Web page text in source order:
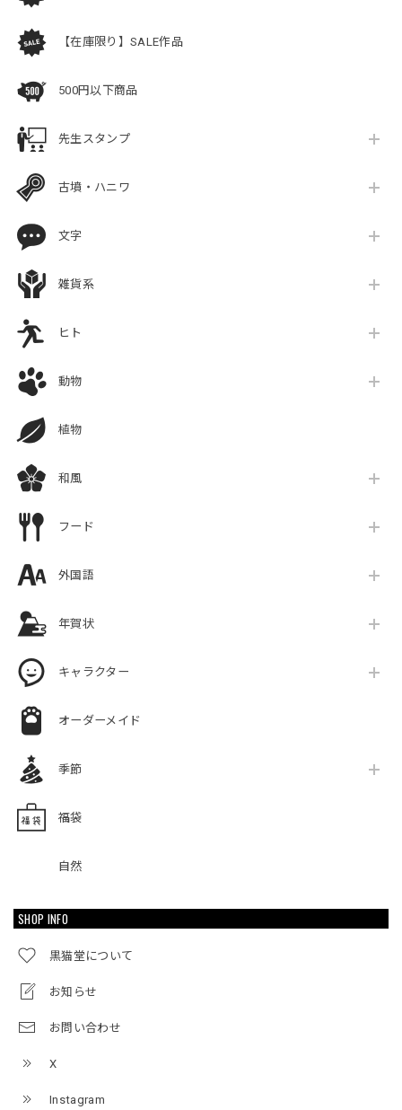
【在庫限り】SALE作品
500円以下商品
先生スタンプ
古墳・ハニワ
文字
雑貨系
ヒト
動物
植物
和風
フード
外国語
年賀状
キャラクター
オーダーメイド
季節
福袋
自然
SHOP INFO
黒猫堂について
お知らせ
お問い合わせ
X
Instagram